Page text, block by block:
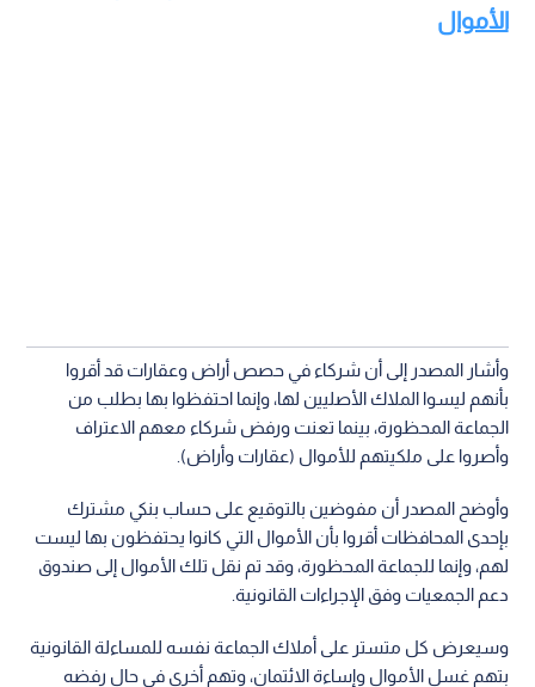
الأموال
وأشار المصدر إلى أن شركاء في حصص أراض وعقارات قد أقروا
بأنهم ليسوا الملاك الأصليين لها، وإنما احتفظوا بها بطلب من
الجماعة المحظورة، بينما تعنت ورفض شركاء معهم الاعتراف
وأصروا على ملكيتهم للأموال (عقارات وأراض).
وأوضح المصدر أن مفوضين بالتوقيع على حساب بنكي مشترك
بإحدى المحافظات أقروا بأن الأموال التي كانوا يحتفظون بها ليست
لهم، وإنما للجماعة المحظورة، وقد تم نقل تلك الأموال إلى صندوق
دعم الجمعيات وفق الإجراءات القانونية.
وسيعرض كل متستر على أملاك الجماعة نفسه للمساءلة القانونية
بتهم غسل الأموال وإساءة الائتمان، وتهم أخرى في حال رفضه